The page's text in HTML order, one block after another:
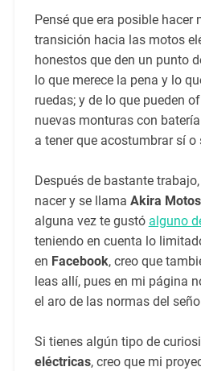
Pensé que era posible hacer
transición hacia las motos
honestos que den un punto
lo que merece la pena y lo
ruedas; y de lo que pueden
nuevas monturas con
a tener que acostumbrar sí o
Después de bastante
nacer y se llama Akira Motos
alguna vez te gustó alguno
teniendo en cuenta lo
en Facebook, creo que
leas allí, pues en mi página
el aro de las normas del
Si tienes algún tipo de
eléctricas, creo que mi